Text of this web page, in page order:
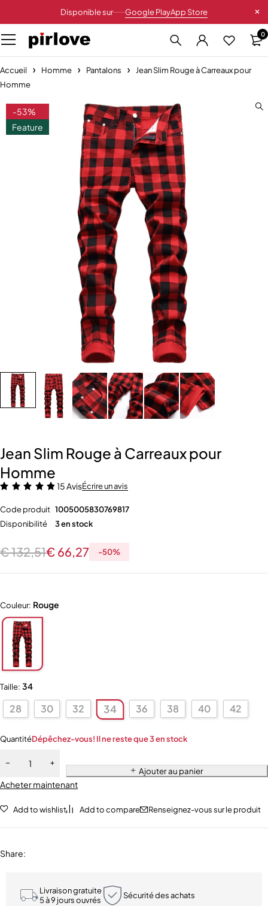
Disponible sur Google PlayApp Store
0
Accueil Homme Pantalons
Jean Slim Rouge à Carreaux pour
Homme
-53%
Feature
Jean Slim Rouge à Carreaux pour
Homme
15 AvisÉcrire un avis
Code produit 1005005830769817
Disponibilité
3 en stock
€132,51€ 66,27 -50%
Couleur: Rouge
Taille: 34
28 30 32 34 36 38 40 42
QuantitéDépêchez-vous! Il ne reste que 3 en stock
Ajouter au panier
Acheter maintenant
Add to wishlist Add to compare Renseignez-vous sur le produit
Share:
Livraison gratuite
5 à 9 jours ouvrés
Sécurité des achats